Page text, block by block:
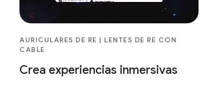
AURICULARES DE RE | LENTES DE RE CON
CABLE
Crea experiencias inmersivas